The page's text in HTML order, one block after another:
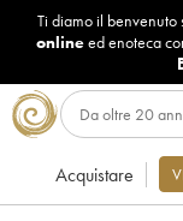
Ti diamo il
onlineed enoteca
Acquistare